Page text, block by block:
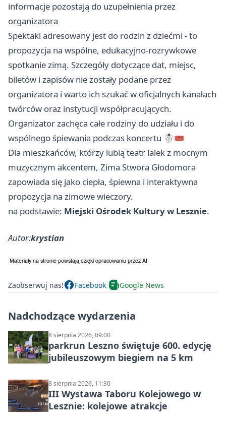
informacje pozostają do uzupełnienia przez
organizatora
Spektakl adresowany jest do rodzin z dziećmi - to
propozycja na wspólne, edukacyjno-rozrywkowe
spotkanie zimą. Szczegóły dotyczące dat, miejsc,
biletów i zapisów nie zostały podane przez
organizatora i warto ich szukać w oficjalnych kanałach
twórców oraz instytucji współpracujących.
Organizator zachęca całe rodziny do udziału i do
wspólnego śpiewania podczas koncertu ☃️🎟️
Dla mieszkańców, którzy lubią teatr lalek z mocnym
muzycznym akcentem, Zima Stwora Głodomora
zapowiada się jako ciepła, śpiewna i interaktywna
propozycja na zimowe wieczory.
na podstawie: Miejski Ośrodek Kultury w Lesznie.
Autor:krystian
Zaobserwuj nas! Facebook Google News
Nadchodzące wydarzenia
8 sierpnia 2026, 09:00
parkrun Leszno świętuje 600. edycję
jubileuszowym biegiem na 5 km
8 sierpnia 2026, 11:30
III Wystawa Taboru Kolejowego w
Lesznie: kolejowe atrakcje